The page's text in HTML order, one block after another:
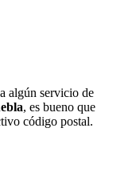
algún servicio de
, es bueno que
código postal.